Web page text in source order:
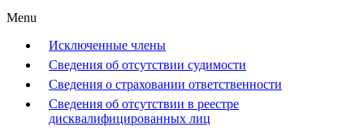
Menu
Исключенные члены
Сведения об отсутствии судимости
Сведения о страховании ответственности
Сведения об отсутствии в реестре
дисквалифицированных лиц